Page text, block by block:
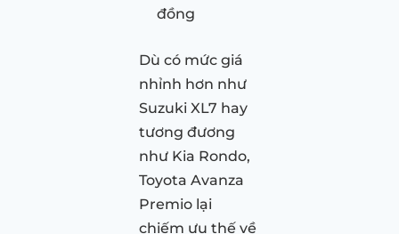
đồng
Dù có mức giá
nhỉnh hơn như
Suzuki XL7 hay
tương đương
như Kia Rondo,
Toyota Avanza
Premio lại
chiếm ưu thế về